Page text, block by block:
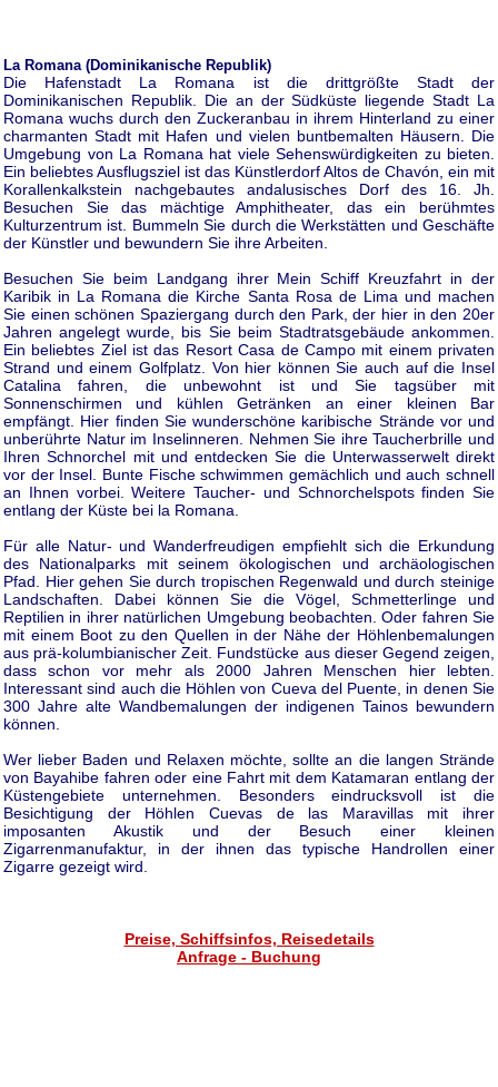
La Romana (Dominikanische Republik)
Die Hafenstadt La Romana ist die drittgrößte Stadt der
Dominikanischen Republik. Die an der Südküste liegende Stadt La
Romana wuchs durch den Zuckeranbau in ihrem Hinterland zu einer
charmanten Stadt mit Hafen und vielen buntbemalten Häusern. Die
Umgebung von La Romana hat viele Sehenswürdigkeiten zu bieten.
Ein beliebtes Ausflugsziel ist das Künstlerdorf Altos de Chavón, ein mit
Korallenkalkstein nachgebautes andalusisches Dorf des 16. Jh.
Besuchen Sie das mächtige Amphitheater, das ein berühmtes
Kulturzentrum ist. Bummeln Sie durch die Werkstätten und Geschäfte
der Künstler und bewundern Sie ihre Arbeiten.
Besuchen Sie beim Landgang ihrer Mein Schiff Kreuzfahrt in der
Karibik in La Romana die Kirche Santa Rosa de Lima und machen
Sie einen schönen Spaziergang durch den Park, der hier in den 20er
Jahren angelegt wurde, bis Sie beim Stadtratsgebäude ankommen.
Ein beliebtes Ziel ist das Resort Casa de Campo mit einem privaten
Strand und einem Golfplatz. Von hier können Sie auch auf die Insel
Catalina fahren, die unbewohnt ist und Sie tagsüber mit
Sonnenschirmen und kühlen Getränken an einer kleinen Bar
empfängt. Hier finden Sie wunderschöne karibische Strände vor und
unberührte Natur im Inselinneren. Nehmen Sie ihre Taucherbrille und
Ihren Schnorchel mit und entdecken Sie die Unterwasserwelt direkt
vor der Insel. Bunte Fische schwimmen gemächlich und auch schnell
an Ihnen vorbei. Weitere Taucher- und Schnorchelspots finden Sie
entlang der Küste bei la Romana.
Für alle Natur- und Wanderfreudigen empfiehlt sich die Erkundung
des Nationalparks mit seinem ökologischen und archäologischen
Pfad. Hier gehen Sie durch tropischen Regenwald und durch steinige
Landschaften. Dabei können Sie die Vögel, Schmetterlinge und
Reptilien in ihrer natürlichen Umgebung beobachten. Oder fahren Sie
mit einem Boot zu den Quellen in der Nähe der Höhlenbemalungen
aus prä-kolumbianischer Zeit. Fundstücke aus dieser Gegend zeigen,
dass schon vor mehr als 2000 Jahren Menschen hier lebten.
Interessant sind auch die Höhlen von Cueva del Puente, in denen Sie
300 Jahre alte Wandbemalungen der indigenen Tainos bewundern
können.
Wer lieber Baden und Relaxen möchte, sollte an die langen Strände
von Bayahibe fahren oder eine Fahrt mit dem Katamaran entlang der
Küstengebiete unternehmen. Besonders eindrucksvoll ist die
Besichtigung der Höhlen Cuevas de las Maravillas mit ihrer
imposanten Akustik und der Besuch einer kleinen
Zigarrenmanufaktur, in der ihnen das typische Handrollen einer
Zigarre gezeigt wird.
Preise, Schiffsinfos, Reisedetails
Anfrage - Buchung